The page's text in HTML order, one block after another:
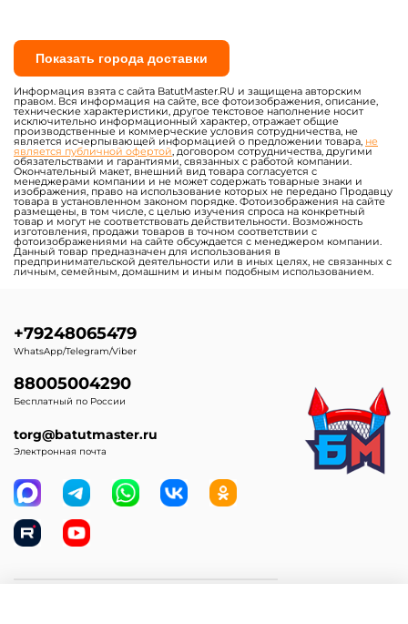
Показать города доставки
Информация взята с сайта BatutMaster.RU и защищена авторским
правом. Вся информация на сайте, все фотоизображения, описание,
технические характеристики, другое текстовое наполнение носит
исключительно информационный характер, отражает общие
производственные и коммерческие условия сотрудничества, не
является исчерпывающей информацией о предложении товара, не
является публичной офертой , договором сотрудничества, другими
обязательствами и гарантиями, связанных с работой компании.
Окончательный макет, внешний вид товара согласуется с
менеджерами компании и не может содержать товарные знаки и
изображения, право на использование которых не передано Продавцу
товара в установленном законом порядке. Фотоизображения на сайте
размещены, в том числе, с целью изучения спроса на конкретный
товар и могут не соответствовать действительности. Возможность
изготовления, продажи товаров в точном соответствии с
фотоизображениями на сайте обсуждается с менеджером компании.
Данный товар предназначен для использования в
предпринимательской деятельности или в иных целях, не связанных с
личным, семейным, домашним и иным подобным использованием.
+79248065479
WhatsApp/Telegram/Viber
88005004290
Бесплатный по России
torg@batutmaster.ru
Электронная почта